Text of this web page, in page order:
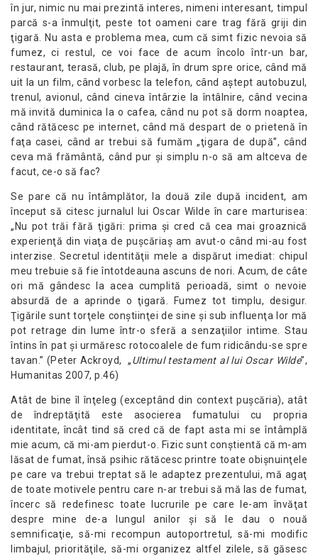
în jur, nimic nu mai prezintă interes, nimeni interesant, timpul
parcă s-a înmulţit, peste tot oameni care trag fără griji din
ţigară. Nu asta e problema mea, cum că simt fizic nevoia să
fumez, ci restul, ce voi face de acum încolo într-un bar,
restaurant, terasă, club, pe plajă, în drum spre orice, când mă
uit la un film, când vorbesc la telefon, când aştept autobuzul,
trenul, avionul, când cineva întârzie la întâlnire, când vecina
mă invită duminica la o cafea, când nu pot să dorm noaptea,
când rătăcesc pe internet, când mă despart de o prietenă în
faţa casei, când ar trebui să fumăm „ţigara de după”, când
ceva mă frământă, când pur şi simplu n-o să am altceva de
facut, ce-o să fac?
Se pare că nu întâmplător, la două zile după incident, am
început să citesc jurnalul lui Oscar Wilde în care marturisea:
„Nu pot trăi fără ţigări: prima şi cred că cea mai groaznică
experienţă din viaţa de puşcăriaş am avut-o când mi-au fost
interzise. Secretul identităţii mele a dispărut imediat: chipul
meu trebuie să fie întotdeauna ascuns de nori. Acum, de câte
ori mă gândesc la acea cumplită perioadă, simt o nevoie
absurdă de a aprinde o ţigară. Fumez tot timplu, desigur.
Ţigările sunt torţele conştiinţei de sine şi sub influenţa lor mă
pot retrage din lume într-o sferă a senzaţiilor intime. Stau
întins în pat şi urmăresc rotocoalele de fum ridicându-se spre
tavan.” (Peter Ackroyd, „Ultimul testament al lui Oscar Wilde”,
Humanitas 2007, p.46)
Atât de bine îl înţeleg (exceptând din context puşcăria), atât
de îndreptăţită este asocierea fumatului cu propria
identitate, încât tind să cred că de fapt asta mi se întâmplă
mie acum, că mi-am pierdut-o. Fizic sunt conştientă că m-am
lăsat de fumat, însă psihic rătăcesc printre toate obişnuinţele
pe care va trebui treptat să le adaptez prezentului, mă agaţ
de toate motivele pentru care n-ar trebui să mă las de fumat,
încerc să redefinesc toate lucrurile pe care le-am învăţat
despre mine de-a lungul anilor şi să le dau o nouă
semnificaţie, să-mi recompun autoportretul, să-mi modific
limbajul, priorităţile, să-mi organizez altfel zilele, să găsesc